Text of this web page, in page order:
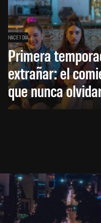
HACE 1 DÍA
Primera
extrañar: el
que nunca